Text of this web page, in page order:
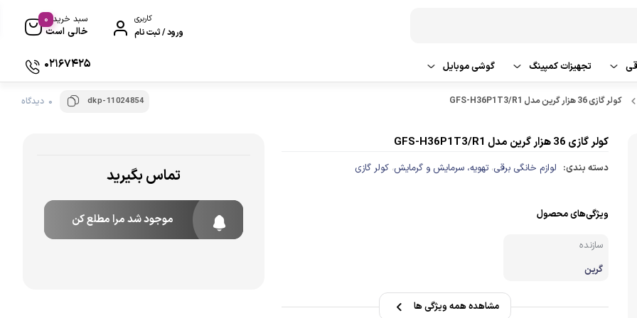
کاربری
ورود / ثبت نام
سبد خرید
خالی است
0
شو و نظافت
و گرمایش
تجهیزات کمپینگ
تراول ماگ
گوشی موبایل
گوشی سامسونگ
گوشی شیائومی
گوشی اپل
02167425
کولر گازی 36 هزار گرین مدل GFS-H36P1T3/R1 dkp-11024854 0 دیدگاه
کولر گازی 36 هزار گرین مدل GFS-H36P1T3/R1
دسته بندی: لوازم خانگی برقی،تهویه، سرمایش و گرمایش،کولر گازی
ویژگی‌های محصول
سازنده
گرین
مشاهده همه ویژگی ها
تماس بگیرید
موجود شد مرا مطلع کن